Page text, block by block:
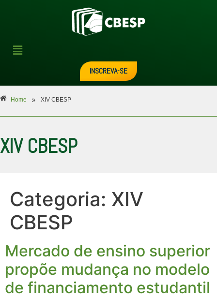
INSCREVA-SE
Home » XIV CBESP
XIV CBESP
Categoria: XIV
CBESP
Mercado de ensino superior
propõe mudança no modelo
de financiamento estudantil